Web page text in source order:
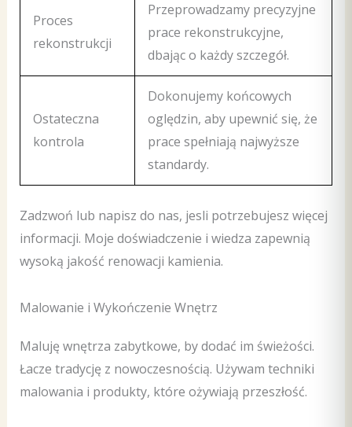
Proces
rekonstrukcji
Przeprowadzamy precyzyjne
prace rekonstrukcyjne,
dbając o każdy szczegół.
Ostateczna
kontrola
Dokonujemy końcowych
oględzin, aby upewnić się, że
prace spełniają najwyższe
standardy.
Zadzwoń lub napisz do nas, jesli potrzebujesz więcej
informacji. Moje doświadczenie i wiedza zapewnią
wysoką jakość renowacji kamienia.
Malowanie i Wykończenie Wnętrz
Maluję wnętrza zabytkowe, by dodać im świeżości.
Łacze tradycję z nowoczesnością. Używam techniki
malowania i produkty, które ożywiają przeszłość.